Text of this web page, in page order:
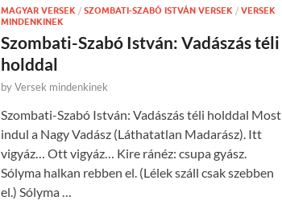
MAGYAR VERSEK / SZOMBATI-SZABÓ ISTVÁN VERSEK / VERSEK
MINDENKINEK
Szombati-Szabó István: Vadászás téli
holddal
byVersek mindenkinek
Szombati-Szabó István: Vadászás téli holddal Most
indul a Nagy Vadász (Láthatatlan Madarász). Itt
vigyáz… Ott vigyáz… Kire ránéz: csupa gyász.
Sólyma halkan rebben el. (Lélek száll csak szebben
el.) Sólyma …